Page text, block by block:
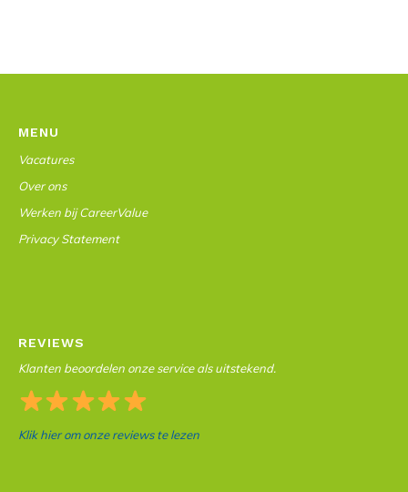
MENU
Vacatures
Over ons
Werken bij CareerValue
Privacy Statement
REVIEWS
Klanten beoordelen onze service als uitstekend.
Klik hier om onze reviews te lezen